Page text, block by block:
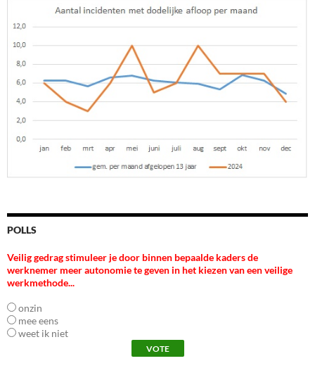
POLLS
Veilig gedrag stimuleer je door binnen bepaalde kaders de
werknemer meer autonomie te geven in het kiezen van een veilige
werkmethode...
onzin
mee eens
weet ik niet